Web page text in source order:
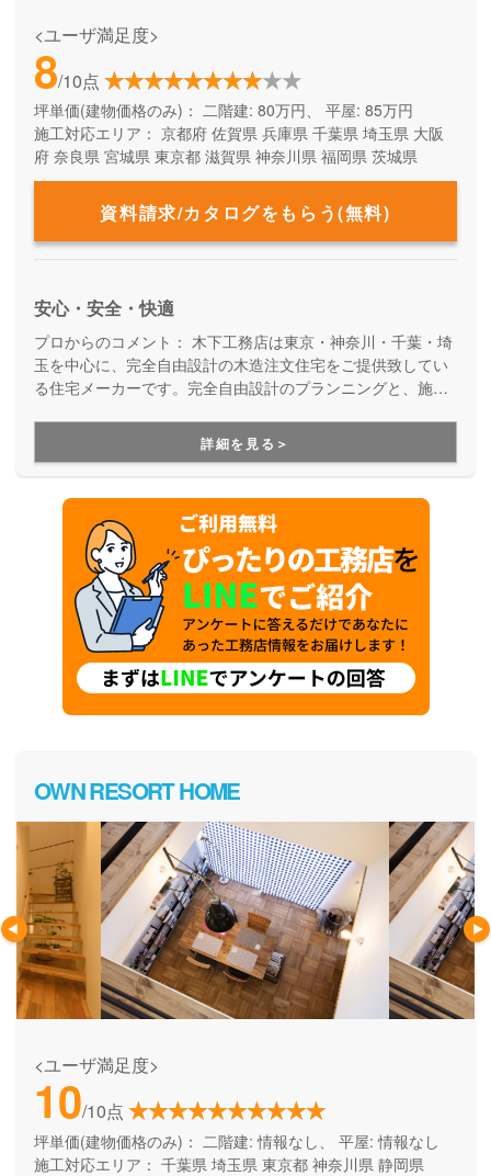
<ユーザ満足度>
8/10点
坪単価(建物価格のみ)： 二階建: 80万円、 平屋: 85万円
施工対応エリア： 京都府 佐賀県 兵庫県 千葉県 埼玉県 大阪
府 奈良県 宮城県 東京都 滋賀県 神奈川県 福岡県 茨城県
資料請求/カタログをもらう(無料)
安心・安全・快適
プロからのコメント： 木下工務店は東京・神奈川・千葉・埼
玉を中心に、完全自由設計の木造注文住宅をご提供致してい
る住宅メーカーです。完全自由設計のプランニングと、施工
かだからこそ叶えらえる「完全自由設計」の注文住宅を実現
できます。性能や保証も万全なので安心です。
詳細を見る＞
OWN RESORT HOME
<ユーザ満足度>
10/10点
坪単価(建物価格のみ)： 二階建: 情報なし、 平屋: 情報なし
施工対応エリア： 千葉県 埼玉県 東京都 神奈川県 静岡県